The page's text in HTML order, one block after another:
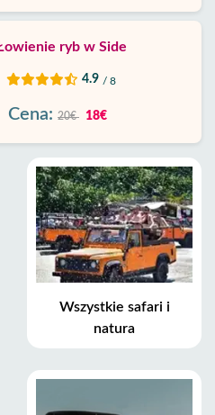
ryb w Side
4.9 / 8
Cena: 20€ 18€
Wszystkie safari i
natura